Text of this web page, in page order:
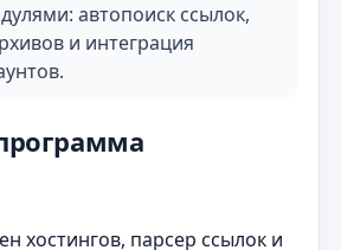
автопоиск ссылок,
и интеграция
хостингов, парсер ссылок и